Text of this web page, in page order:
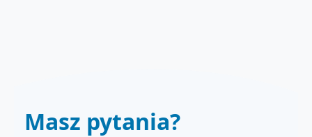
Masz pytania?